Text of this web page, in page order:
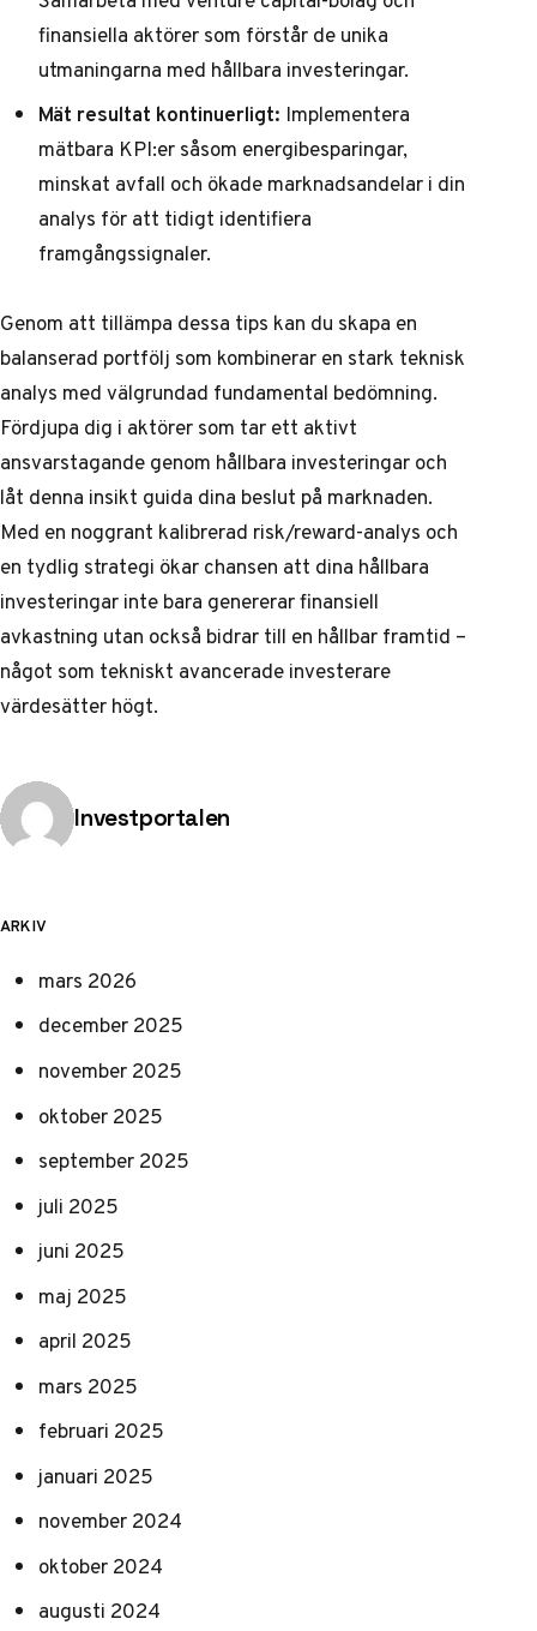
finansiella aktörer som förstår de unika
utmaningarna med hållbara investeringar.
Mät resultat kontinuerligt: Implementera
mätbara KPI:er såsom energibesparingar,
minskat avfall och ökade marknadsandelar i din
analys för att tidigt identifiera
framgångssignaler.
Genom att tillämpa dessa tips kan du skapa en
balanserad portfölj som kombinerar en stark teknisk
analys med välgrundad fundamental bedömning.
Fördjupa dig i aktörer som tar ett aktivt
ansvarstagande genom hållbara investeringaroch
låt denna insikt guida dina beslut på marknaden.
Med en noggrant kalibrerad risk/reward-analys och
en tydlig strategi ökar chansen att dina hållbara
investeringar inte bara genererar finansiell
avkastning utan också bidrar till en hållbar framtid –
något som tekniskt avancerade investerare
värdesätter högt.
Publicerad av
Investportalen
ARKIV
mars 2026
december 2025
november 2025
oktober 2025
september 2025
juli 2025
juni 2025
maj 2025
april 2025
mars 2025
februari 2025
januari 2025
november 2024
oktober 2024
augusti 2024